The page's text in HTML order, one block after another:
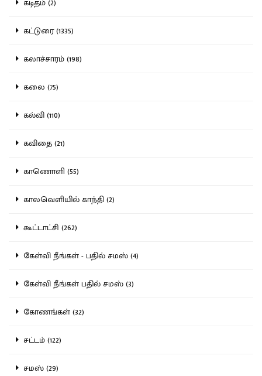
கடிதம் (2)
கட்டுரை (1335)
கலாச்சாரம் (198)
கலை (75)
கல்வி (110)
கவிதை (21)
காணொளி (55)
காலவெளியில் காந்தி (2)
கூட்டாட்சி (262)
கேள்வி நீங்கள் - பதில் சமஸ் (4)
கேள்வி நீங்கள் பதில் சமஸ் (3)
கோணங்கள் (32)
சட்டம் (122)
சமஸ் (29)